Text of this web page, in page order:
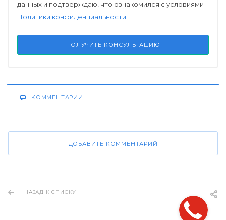
данных и подтверждаю, что ознакомился с условиями
Политики конфиденциальности
ПОЛУЧИТЬ КОНСУЛЬТАЦИЮ
КОММЕНТАРИИ
ДОБАВИТЬ КОММЕНТАРИЙ
НАЗАД К СПИСКУ